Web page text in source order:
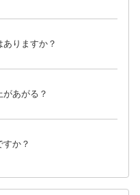
りますか？
あがる？
か？